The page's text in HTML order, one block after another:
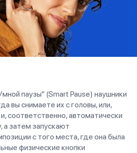
паузы" (Smart Pause) наушники
вы снимаете их с головы, или,
соответственно, автоматически
а затем запускают
с того места, где она была
физические кнопки